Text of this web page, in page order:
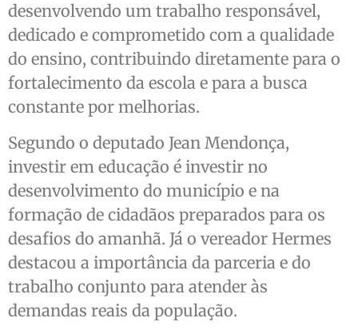
desenvolvendo um trabalho responsável,
dedicado e comprometido com a qualidade
do ensino, contribuindo diretamente para o
fortalecimento da escola e para a busca
constante por melhorias.
Segundo o deputado Jean Mendonça,
investir em educação é investir no
desenvolvimento do município e na
formação de cidadãos preparados para os
desafios do amanhã. Já o vereador Hermes
destacou a importância da parceria e do
trabalho conjunto para atender às
demandas reais da população.